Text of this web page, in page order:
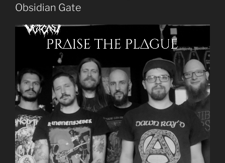
Obsidian Gate